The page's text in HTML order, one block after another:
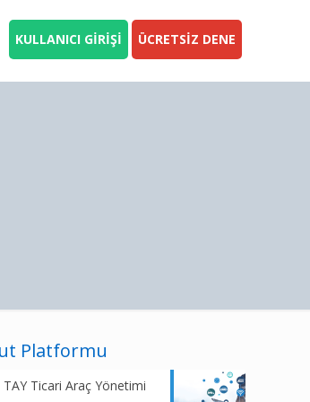
KULLANICI GİRİŞİ ÜCRETSİZ DENE
Platformu
TAY Ticari Araç Yönetimi